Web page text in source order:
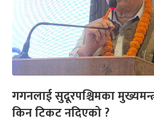
गगनलाई सुदूरपश्चिमका
किन टिकट नदिएको ?